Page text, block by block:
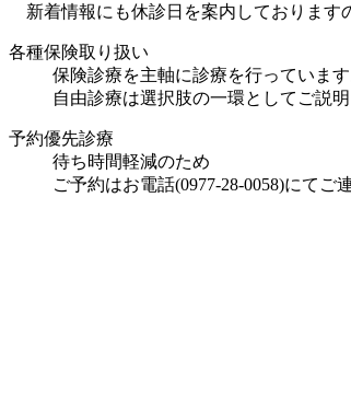
新着情報にも休診日を案内しております
各種保険取り扱い
保険診療を主軸に診療を行っています
自由診療は選択肢の一環としてご説
予約優先診療
待ち時間軽減のため
ご予約はお電話(0977-28-0058)にてご